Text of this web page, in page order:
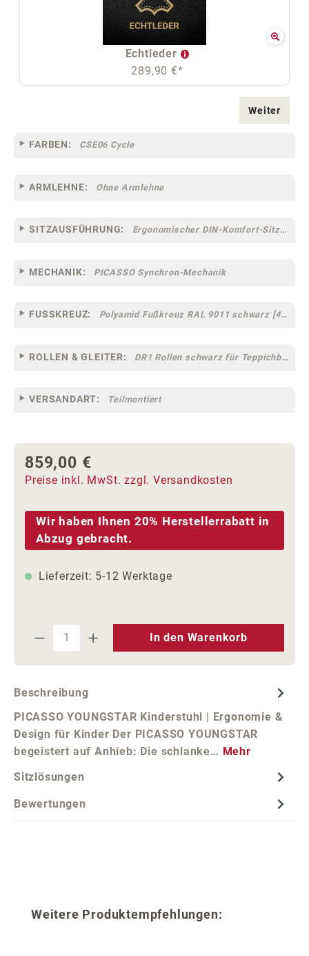
Echtleder
289,90 €*
Weiter
FARBEN: CSE06 Cycle
ARMLEHNE: Ohne Armlehne
SITZAUSFÜHRUNG: Ergonomischer DIN-Komfort-Sitz [75]
MECHANIK: PICASSO Synchron-Mechanik
FUSSKREUZ: Polyamid Fußkreuz RAL 9011 schwarz [44]
ROLLEN & GLEITER: DR1 Rollen schwarz für Teppichböden [10]
VERSANDART: Teilmontiert
Regulärer Preis:
859,00 €
Preise inkl. MwSt. zzgl. Versandkosten
Wir haben Ihnen 20% Herstellerrabatt in
Abzug gebracht.
Lieferzeit: 5-12 Werktage
Produkt Anzahl: Gib den
In den Warenkorb
Beschreibung
PICASSO YOUNGSTAR Kinderstuhl | Ergonomie &
Design für Kinder Der PICASSO YOUNGSTAR
begeistert auf Anhieb: Die schlanke… Mehr
Sitzlösungen
Bewertungen
Produktgalerie überspringen
Weitere Produktempfehlungen: